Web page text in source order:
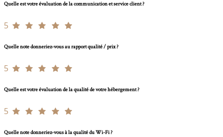
Quelle est votre évaluation de la communication et service client ?
5
Quelle note donneriez-vous au rapport qualité / prix ?
5
Quelle est votre évaluation de la qualité de votre hébergement ?
5
Quelle note donneriez-vous à la qualité du Wi-Fi ?